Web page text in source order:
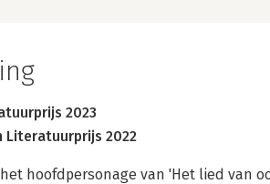
2023
Literatuurprijs 2022
hoofdpersonage van 'Het lied van